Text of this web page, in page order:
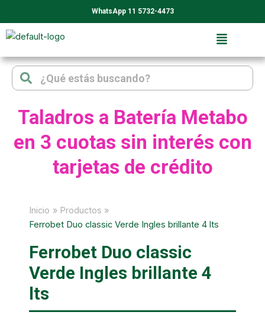
al
contenido
WhatsApp 11 5732-4473
Search Search
Taladros a Batería Metabo
en 3 cuotas sin interés con
tarjetas de crédito
Inicio
Productos
Ferrobet Duo classic Verde Ingles brillante 4 lts
Ferrobet Duo classic
Verde Ingles brillante 4
lts